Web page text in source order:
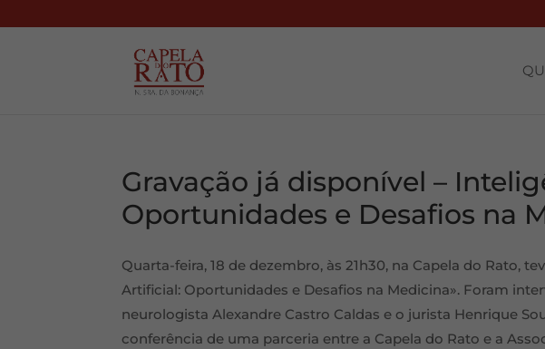
Gravação já disponível –
Oportunidades e Desafios na
Quarta-feira, 18 de dezembro, às 21h30, na Capela do Rato,
Artificial: Oportunidades e Desafios na Medicina». Foram
neurologista Alexandre Castro Caldas e o jurista Henrique
conferência de uma parceria entre a Capela do Rato e a